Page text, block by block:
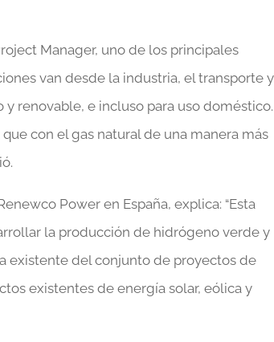
Manager, uno de los principales
van desde la industria, el transporte
renovable, e incluso para uso doméstico.
con el gas natural de una manera más
Power en España, explica: “Esta
la producción de hidrógeno verde y
existente del conjunto de proyectos de
existentes de energía solar, eólica y